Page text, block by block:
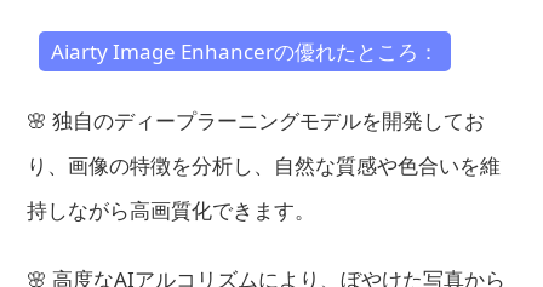
Aiarty Image Enhancerの優れたところ：
🌸 独自のディープラーニングモデルを開発してお
り、画像の特徴を分析し、自然な質感や色合いを維
持しながら高画質化できます。
🌸 高度なAIアルコリズムにより、ぼやけた写真から